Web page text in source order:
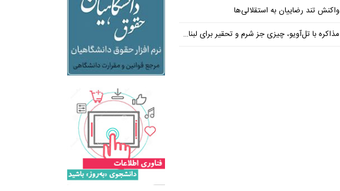
واکنش تند رضاییان به استقلالی‌ها
مذاکره با تل‌آویو، چیزی جز شرم و تحقیر برای لبنان ندارد